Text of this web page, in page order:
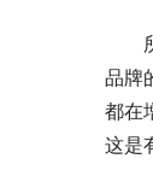
品牌
都在
这是